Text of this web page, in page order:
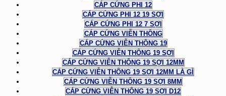
CÁP CỨNG PHI 12
CÁP CỨNG PHI 12 19 SỢI
CÁP CỨNG PHI 12 7 SỢI
CÁP CỨNG VIỄN THÔNG
CÁP CỨNG VIỄN THÔNG 19
CÁP CỨNG VIỄN THÔNG 19 SỢI
CÁP CỨNG VIỄN THÔNG 19 SỢI 12MM
CÁP CỨNG VIỄN THÔNG 19 SỢI 12MM LÀ GÌ
CÁP CỨNG VIỄN THÔNG 19 SỢI 8MM
CÁP CỨNG VIỄN THÔNG 19 SỢI D12